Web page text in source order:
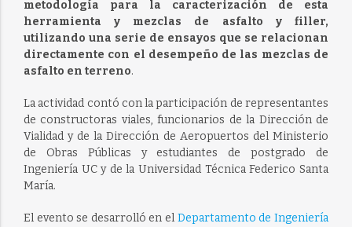
metodología para la caracterización de esta
herramienta y mezclas de asfalto y filler,
utilizando una serie de ensayos que se relacionan
directamente con el desempeño de las mezclas de
asfalto en terreno.
La actividad contó con la participación de representantes
de constructoras viales, funcionarios de la Dirección de
Vialidad y de la Dirección de Aeropuertos del Ministerio
de Obras Públicas y estudiantes de postgrado de
Ingeniería UC y de la Universidad Técnica Federico Santa
María.
El evento se desarrolló en el Departamento de Ingeniería